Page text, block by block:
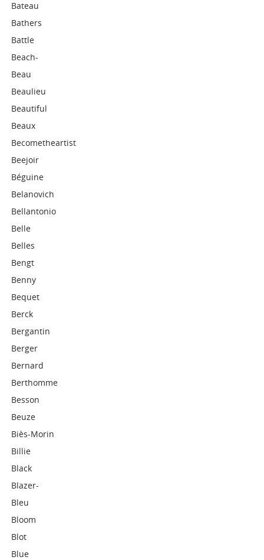
Bateau
Bathers
Battle
Beach-
Beau
Beaulieu
Beautiful
Beaux
Becometheartist
Beejoir
Béguine
Belanovich
Bellantonio
Belle
Belles
Bengt
Benny
Bequet
Berck
Bergantin
Berger
Bernard
Berthomme
Besson
Beuze
Biès-Morin
Billie
Black
Blazer-
Bleu
Bloom
Blot
Blue